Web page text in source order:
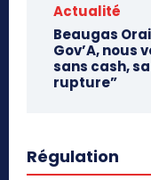
Actualité
Beaugas
Gov’A, nous
sans cash,
rupture”
Régulation